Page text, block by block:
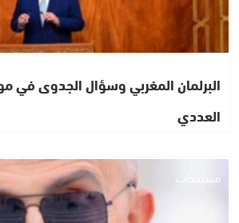
البرلمان المغربي وسؤال الجدوى في
العددي
مستجدات